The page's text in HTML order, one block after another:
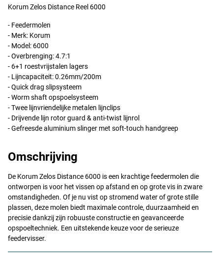
Korum Zelos Distance Reel 6000
- Feedermolen
- Merk: Korum
- Model: 6000
- Overbrenging: 4.7:1
- 6+1 roestvrijstalen lagers
- Lijncapaciteit: 0.26mm/200m
- Quick drag slipsysteem
- Worm shaft opspoelsysteem
- Twee lijnvriendelijke metalen lijnclips
- Drijvende lijn rotor guard & anti-twist lijnrol
- Gefreesde aluminium slinger met soft-touch handgreep
Omschrijving
De Korum Zelos Distance 6000 is een krachtige feedermolen die
ontworpen is voor het vissen op afstand en op grote vis in zware
omstandigheden. Of je nu vist op stromend water of grote stille
plassen, deze molen biedt maximale controle, duurzaamheid en
precisie dankzij zijn robuuste constructie en geavanceerde
opspoeltechniek. Een uitstekende keuze voor de serieuze
feedervisser.